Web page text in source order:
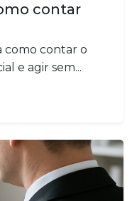
contar
como contar o
e agir sem...